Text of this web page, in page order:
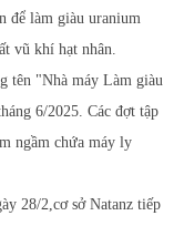
để làm giàu uranium
vũ khí hạt nhân.
tên "Nhà máy Làm giàu
6/2025. Các đợt tập
ngầm chứa máy ly
28/2,cơ sở Natanz tiếp